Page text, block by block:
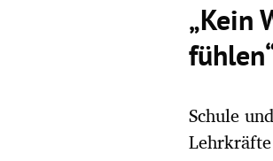
„Kein
Schule